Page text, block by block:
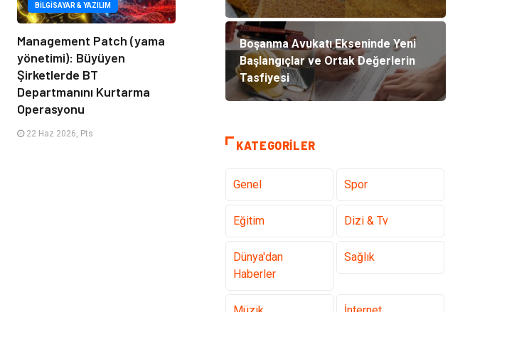
BILGISAYAR & YAZILIM
Management Patch (yama
yönetimi): Büyüyen
Şirketlerde BT
Departmanını Kurtarma
Operasyonu
22 Haz 2026, Pts
Boşanma Avukatı Ekseninde Yeni
Başlangıçlar ve Ortak Değerlerin
Tasfiyesi
KATEGORILER
Genel Spor
Eğitim Dizi & Tv
Dünya'dan
Haberler
Sağlık
Müzik İnternet